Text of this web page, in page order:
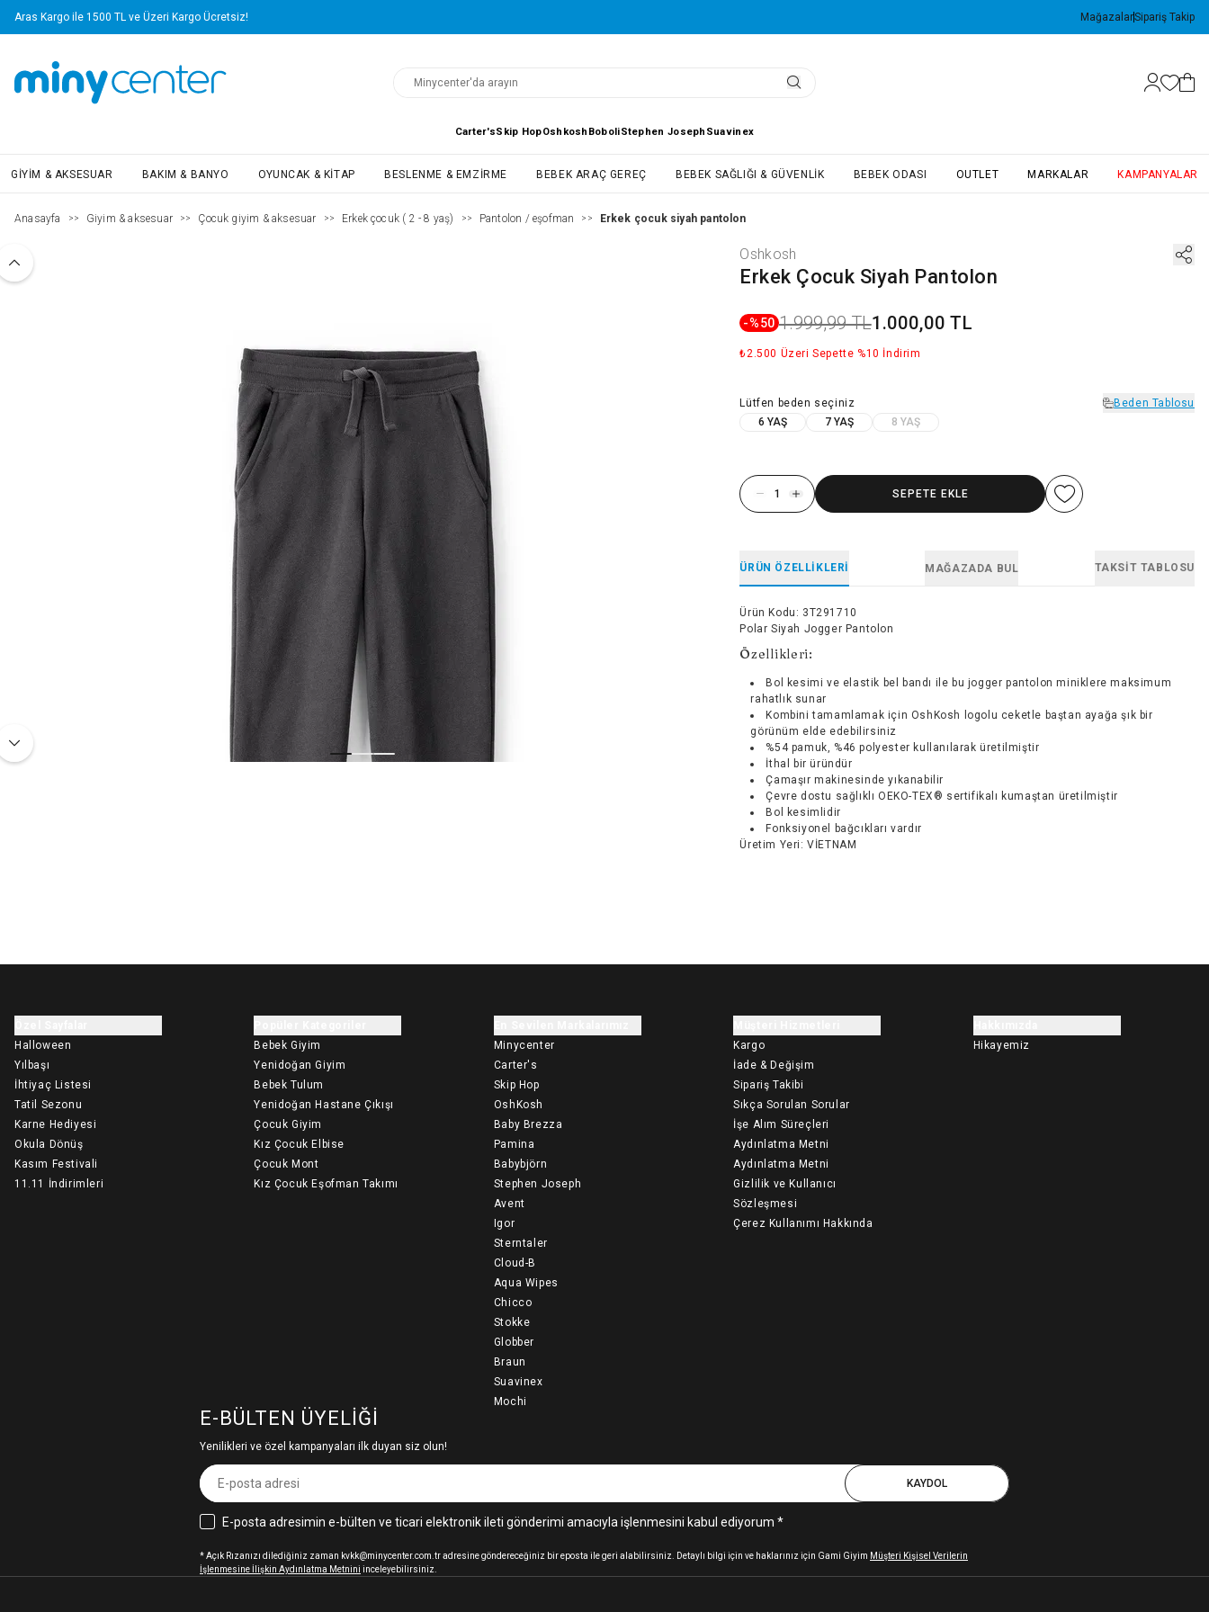
Aras Kargo ile 1500 TL ve Üzeri Kargo Ücretsiz! MağazalarSipariş Takip
Carter'sSkip HopOshkosh BoboliStephen Joseph Suavinex
GIYIM & AKSESUAR BAKIM & BANYO OYUNCAK & KITAP BESLENME & EMZIRME BEBEK ARAÇ GEREÇ BEBEK SAĞLIĞI & GÜVENLIK BEBEK ODASI OUTLET MARKALAR KAMPANYALAR
Anasayfa >> Giyim & aksesuar >> Çocuk giyim & aksesuar >> Erkek çocuk ( 2 - 8 yaş) >> Pantolon / eşofman >> Erkek çocuk siyah pantolon
Oshkosh
Erkek Çocuk Siyah Pantolon
-%50 1.999,99 TL1.000,00 TL
₺2.500 Üzeri Sepette %10 İndirim
Lütfen beden seçiniz
Beden Tablosu
6 YAŞ
7 YAŞ 8 YAŞ
SEPETE EKLE
ÜRÜN ÖZELLIKLERI MAĞAZADA BUL TAKSIT TABLOSU
Ürün Kodu : 3T291710
Polar Siyah Jogger Pantolon
Özellikleri:
Bol kesimi ve elastik bel bandı ile bu jogger pantolon miniklere maksimum
rahatlık sunar
Kombini tamamlamak için OshKosh logolu ceketle baştan ayağa şık bir
görünüm elde edebilirsiniz
%54 pamuk, %46 polyester kullanılarak üretilmiştir
İthal bir üründür
Çamaşır makinesinde yıkanabilir
Çevre dostu sağlıklı OEKO-TEX® sertifikalı kumaştan üretilmiştir
Bol kesimlidir
Fonksiyonel bağcıkları vardır
Üretim Yeri : VİETNAM
Halloween
Yılbaşı
İhtiyaç Listesi
Tatil Sezonu
Karne Hediyesi
Okula Dönüş
Kasım Festivali
11.11 İndirimleri
Bebek Giyim
Yenidoğan Giyim
Bebek Tulum
Yenidoğan Hastane Çıkışı
Çocuk Giyim
Kız Çocuk Elbise
Çocuk Mont
Kız Çocuk Eşofman Takımı
Minycenter
Carter's
Skip Hop
OshKosh
Baby Brezza
Pamina
Babybjörn
Stephen Joseph
Avent
Igor
Sterntaler
Cloud-B
Aqua Wipes
Chicco
Stokke
Globber
Braun
Suavinex
Mochi
Kargo
İade & Değişim
Sipariş Takibi
Sıkça Sorulan Sorular
İşe Alım Süreçleri
Aydınlatma Metni
Aydınlatma Metni
Gizlilik ve Kullanıcı
Sözleşmesi
Çerez Kullanımı Hakkında
Hikayemiz
E-BÜLTEN ÜYELIĞI
Yenilikleri ve özel kampanyaları ilk duyan siz olun!
KAYDOL
E-posta adresimin e-bülten ve ticari elektronik ileti gönderimi amacıyla işlenmesini kabul ediyorum *
* Açık Rızanızı dilediğiniz zaman kvkk@minycenter.com.tr adresine göndereceğiniz bir eposta ile geri alabilirsiniz. Detaylı bilgi için ve haklarınız için Gami Giyim Müşteri Kişisel Verilerin
İşlenmesine İlişkin Aydınlatma Metnini inceleyebilirsiniz.